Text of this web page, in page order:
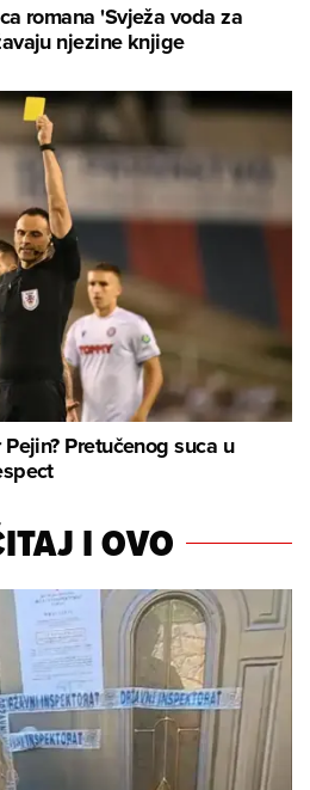
romana 'Svježa voda za
njezine knjige
Pretučenog suca u
I OVO